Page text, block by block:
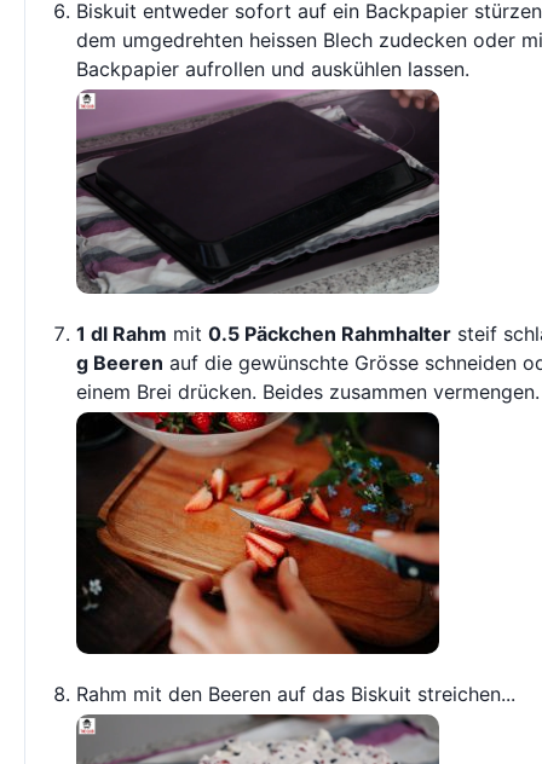
Biskuit entweder sofort auf ein Backpapier
dem umgedrehten heissen Blech zudecken oder
Backpapier aufrollen und auskühlen lassen.
1 dl Rahm mit 0.5 Päckchen Rahmhalter steif
g Beeren auf die gewünschte Grösse schneiden
einem Brei drücken. Beides zusammen vermengen.
Rahm mit den Beeren auf das Biskuit streichen...